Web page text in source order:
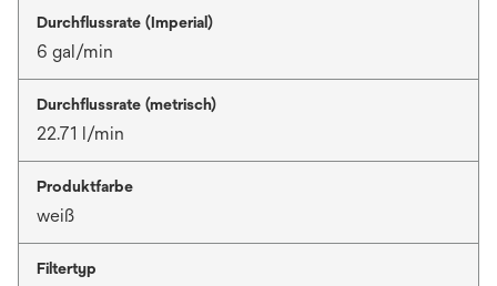
Durchflussrate (Imperial)
6 gal/min
Durchflussrate (metrisch)
22.71 l/min
Produktfarbe
weiß
Filtertyp